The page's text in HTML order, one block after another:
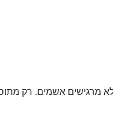
לא מרגישים אשמים. רק